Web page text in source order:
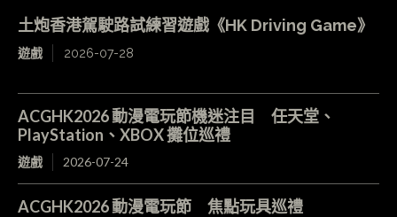
土炮香港駕駛路試練習遊戲《HK Driving Game》
遊戲 2026-07-28
ACGHK2026 動漫電玩節機迷注目 任天堂、
PlayStation、XBOX 攤位巡禮
遊戲 2026-07-24
ACGHK2026 動漫電玩節 焦點玩具巡禮